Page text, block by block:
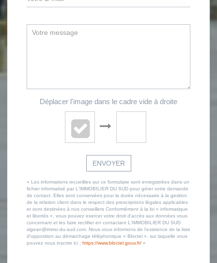
Déplacer l'image dans le cadre vide à droite
ENVOYER
« Les informations recueillies sur ce formulaire sont enregistrées dans un
fichier informatisé par L'IMMOBILIER DU SUD pour gérer votre demande
de contact. Elles sont conservées pour la durée nécessaire à la gestion
de la relation client dans le respect des prescriptions légales applicables
et sont destinées à nos conseillers Conformément à la loi « informatique
et libertés », vous pouvez exercer votre droit d'accès aux données vous
concernant et les faire rectifier en contactant L'IMMOBILIER DU SUD
sigean@immo-du-sud.com. Nous vous informons de l'existence de la liste
d'opposition au démarchage téléphonique « Bloctel », sur laquelle vous
pouvez vous inscrire ici : https://www.bloctel.gouv.fr/ »